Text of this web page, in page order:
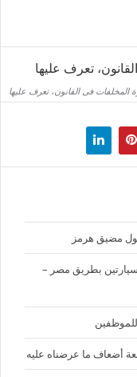
مضيق هرمز
بطريق مصر –